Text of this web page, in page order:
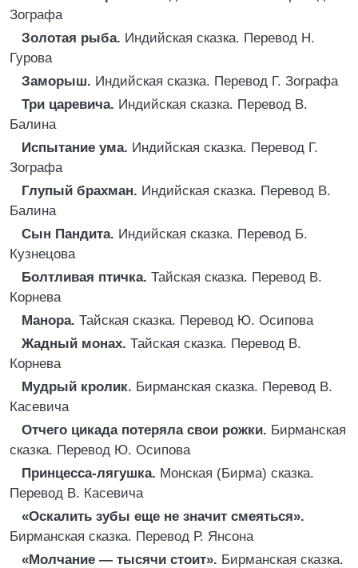
Зографа
Золотая рыба. Индийская сказка. Перевод Н.
Гурова
Заморыш. Индийская сказка. Перевод Г. Зографа
Три царевича. Индийская сказка. Перевод В.
Балина
Испытание ума. Индийская сказка. Перевод Г.
Зографа
Глупый брахман. Индийская сказка. Перевод В.
Балина
Сын Пандита. Индийская сказка. Перевод Б.
Кузнецова
Болтливая птичка. Тайская сказка. Перевод В.
Корнева
Манора. Тайская сказка. Перевод Ю. Осипова
Жадный монах. Тайская сказка. Перевод В.
Корнева
Мудрый кролик. Бирманская сказка. Перевод В.
Касевича
Отчего цикада потеряла свои рожки. Бирманская
сказка. Перевод Ю. Осипова
Принцесса-лягушка. Монская (Бирма) сказка.
Перевод В. Касевича
«Оскалить зубы еще не значит смеяться».
Бирманская сказка. Перевод Р. Янсона
«Молчание — тысячи стоит». Бирманская сказка.